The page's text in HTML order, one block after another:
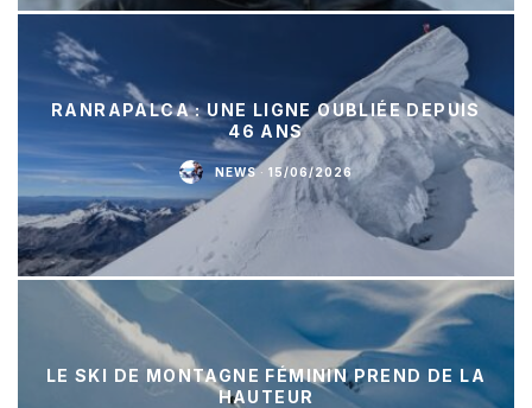
RANRAPALCA : UNE LIGNE OUBLIÉE DEPUIS
46 ANS
NEWS · 15/06/2026
LE SKI DE MONTAGNE FÉMININ PREND DE LA
HAUTEUR